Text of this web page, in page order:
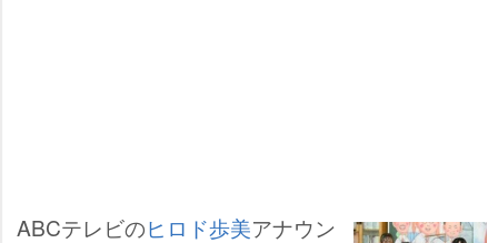
ABCテレビのヒロド歩美アナウン